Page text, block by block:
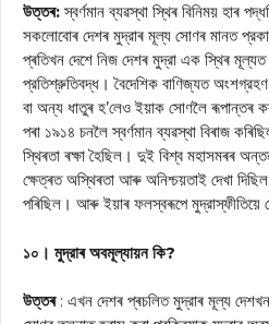
উত্তৰ:স্বর্ণমান ব্যৱস্থা স্থিৰ বিনিময় হাৰ
সকলোবোৰ দেশৰ মুদ্রাৰ মূল্য সোণৰ মানত
প্ৰতিখন দেশে নিজ দেশৰ মুদ্রা এক স্থিৰ
প্রতিশ্রুতিবদ্ধ। বৈদেশিক বাণিজ্যত
বা অন্য ধাতুৰ হ’লেও ইয়াক সোণলৈ ৰূপান্তৰ
পৰা ১৯১৪ চনলৈ স্বর্ণমান ব্যৱস্থা বিৰাজ
স্থিৰতা ৰক্ষা হৈছিল। দুই বিশ্ব মহাসমৰৰ
ক্ষেত্ৰত অস্থিৰতা আৰু অনিশ্চয়তাই দেখা
পৰিছিল। আৰু ইয়াৰ ফলস্বৰূপে মুদ্রাস্ফীতিয়ে
১০। মুদ্রাৰ অবমূল্যায়ন কি?
উত্তৰ: এখন দেশৰ প্ৰচলিত মুদ্রাৰ মূল্য